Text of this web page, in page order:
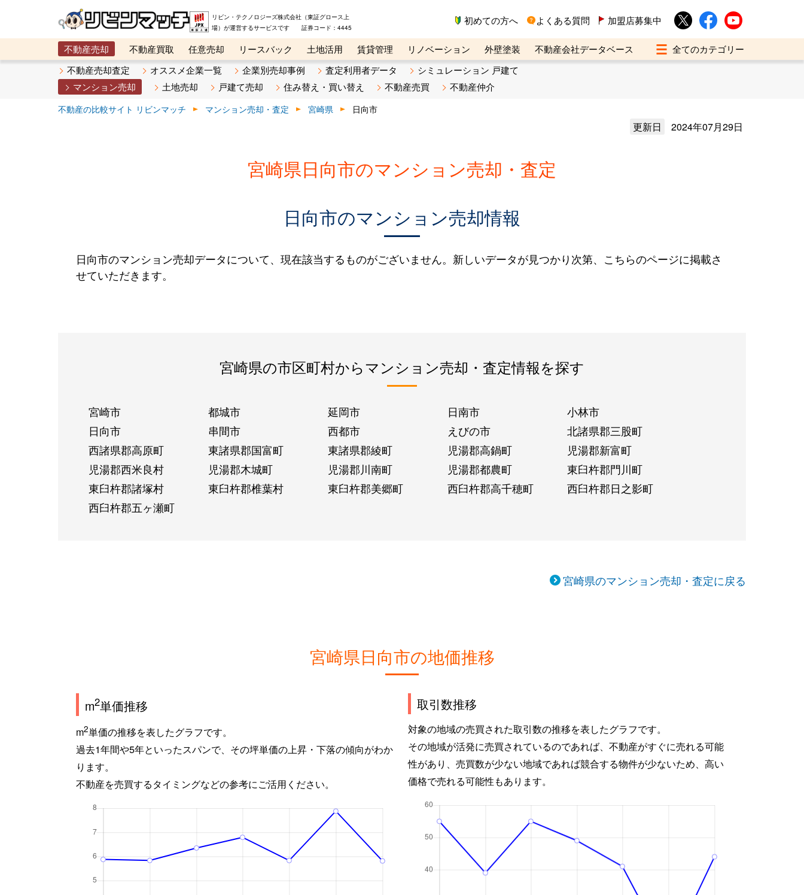
リビン・テクノロジーズ株式会社（東証グロース上
場）が運営するサービスです 証券コード：4445
初めての方へ よくある質問 加盟店募集中
不動産売却 不動産買取 任意売却 リースバック 土地活用 賃貸管理 リノベーション 外壁塗装
不動産会社データベース
メタ住宅展示場
ベスト不動産カンパニー オンライン講座 リビンマガジンBiz 不動産売却ご相談デスク
不動産売却査定 オススメ企業一覧 企業別売却事例 査定利用者データ
シミュレーション 戸建て
マンション売却
土地売却 戸建て売却 住み替え・買い替え 不動産売買 不動産仲介
不動産の比較サイト リビンマッチ マンション売却・査定 宮崎県 日向市
更新日 2024年07月29日
宮崎県日向市のマンション売却・査定
日向市のマンション売却情報
日向市のマンション売却データについて、現在該当するものがございません。新しいデータが見つかり次第、こちらのページに掲載さ
せていただきます。
宮崎県の市区町村からマンション売却・査定情報を探す
宮崎市 都城市 延岡市 日南市
小林市
日向市
串間市 西都市 えびの市
北諸県郡三股町
西諸県郡高原町
東諸県郡国富町 東諸県郡綾町 児湯郡高鍋町
児湯郡新富町
児湯郡西米良村
児湯郡木城町 児湯郡川南町 児湯郡都農町
東臼杵郡門川町
東臼杵郡諸塚村
東臼杵郡椎葉村 東臼杵郡美郷町 西臼杵郡高千穂町
西臼杵郡日之影町
西臼杵郡五ヶ瀬町
宮崎県のマンション売却・査定に戻る
宮崎県日向市の地価推移
m2単価推移
m2単価の推移を表したグラフです。
過去1年間や5年といったスパンで、その坪単価の上昇・下落の傾向がわか
ります。
不動産を売買するタイミングなどの参考にご活用ください。
取引数推移
対象の地域の売買された取引数の推移を表したグラフです。
その地域が活発に売買されているのであれば、不動産がすぐに売れる可能
性があり、売買数が少ない地域であれば競合する物件が少ないため、高い
価格で売れる可能性もあります。